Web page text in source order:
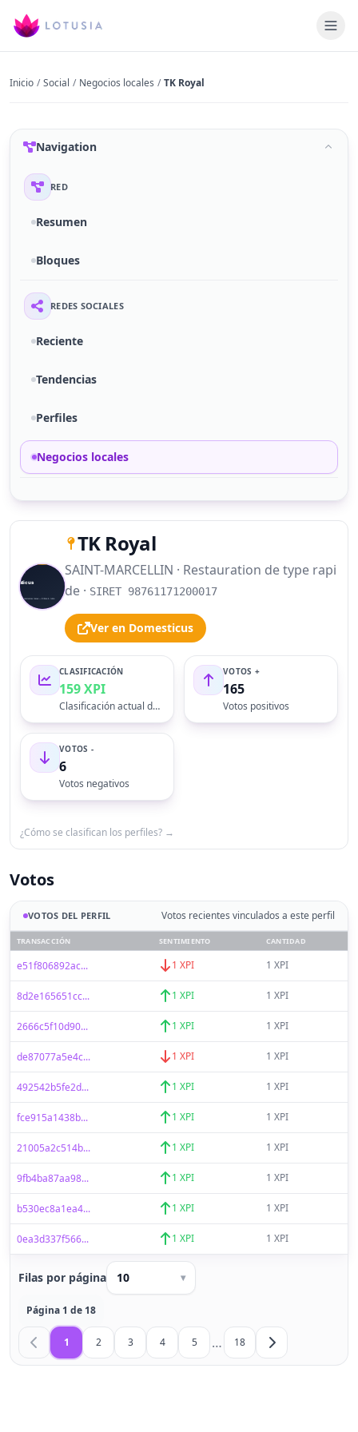
Inicio / Social / Negocios locales / TK Royal
Navigation
RED
Resumen
Bloques
REDES SOCIALES
Reciente
Tendencias
Perfiles
Negocios locales
TK Royal
SAINT-MARCELLIN · Restauration de type rapi
de · SIRET 98761171200017
Ver en Domesticus
CLASIFICACIÓN
159 XPI
Clasificación actual del perfil
VOTOS +
165
Votos positivos
VOTOS -
6
Votos negativos
¿Cómo se clasifican los perfiles? →
Votos
VOTOS DEL PERFIL Votos recientes vinculados a este perfil
TRANSACCIÓN SENTIMIENTO CANTIDAD
e51f806892ac... 1 XPI 1 XPI
8d2e165651cc... 1 XPI 1 XPI
2666c5f10d90... 1 XPI 1 XPI
de87077a5e4c... 1 XPI 1 XPI
492542b5fe2d... 1 XPI 1 XPI
fce915a1438b... 1 XPI 1 XPI
21005a2c514b... 1 XPI 1 XPI
9fb4ba87aa98... 1 XPI 1 XPI
b530ec8a1ea4... 1 XPI 1 XPI
0ea3d337f566... 1 XPI 1 XPI
Filas por página 10 ▾
Página 1 de 18
1 2 3 4 5 … 18